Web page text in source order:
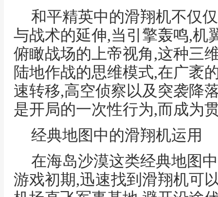
和平精英中的滑翔机不仅
与战术的延伸,当引擎轰鸣,机
俯瞰战场的上帝视角,这种三
陆地作战的思维模式,在广袤
速转移,高空侦察以及突袭降
是开局的一次性行为,而成为
经典地图中的滑翔机运用
在海岛沙漠这类经典地图
游戏初期,迅速找到滑翔机可